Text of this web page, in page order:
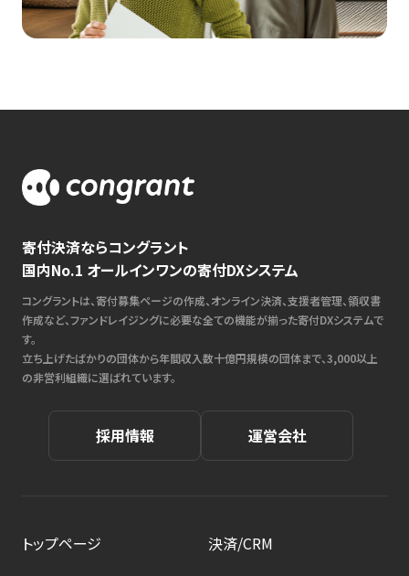
寄付決済ならコングラント
国内No.1 オールインワンの寄付DXシステム
コングラントは、寄付募集ページの作成、オンライン決済、支援者管理、領収書
作成など、ファンドレイジングに必要な全ての機能が揃った寄付DXシステムで
す。
立ち上げたばかりの団体から年間収入数十億円規模の団体まで、3,000以上
の非営利組織に選ばれています。
採用情報 運営会社
トップページ
決済/CRM